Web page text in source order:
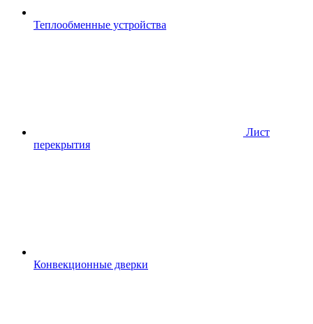
Теплообменные устройства
Лист
перекрытия
Конвекционные дверки